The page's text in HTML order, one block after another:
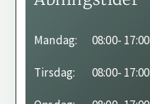
Mandag: 08:00- 17:00
Tirsdag: 08:00- 17:00
Behandleren har ikke
angivet sine
åbningstider endnu.